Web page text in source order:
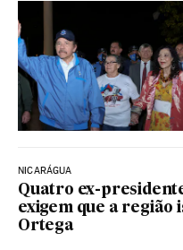
NICARÁGUA
Quatro ex-
exigem que a região
Ortega